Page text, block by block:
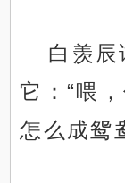
白羡辰
它：“喂
怎么成鸳